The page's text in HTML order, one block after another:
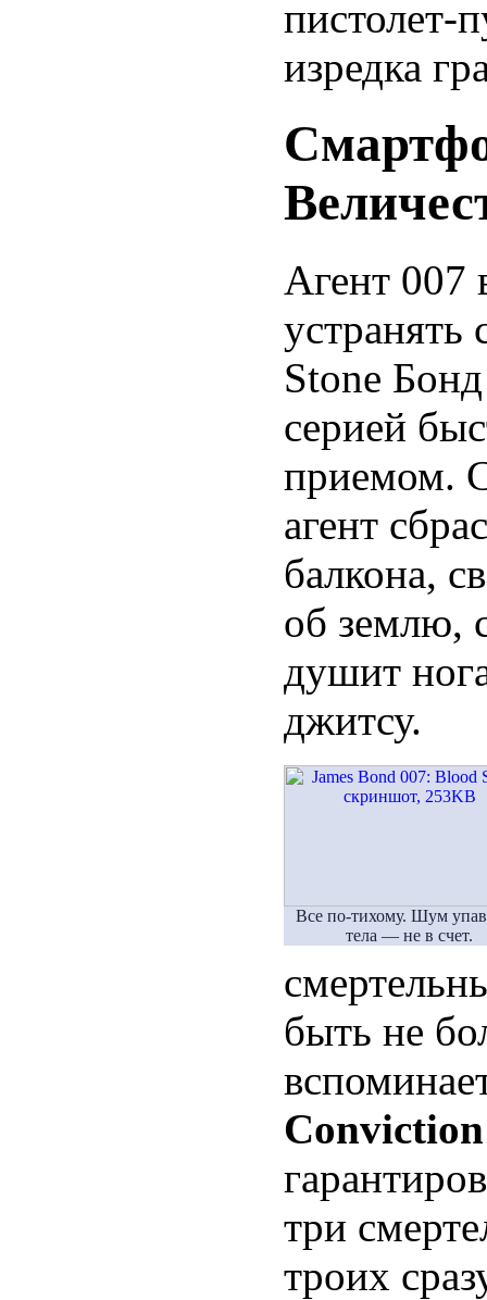
пистолет-
изредка
Агент 007
Stone
серией
приемом.
агент
балкона,
об землю,
душит
джитсу.
Все по-тихому. Шум
тела — не в счет.
быть не
Conviction
три
троих